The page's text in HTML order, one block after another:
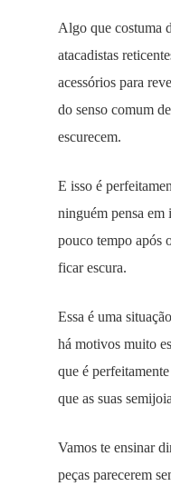
Algo que costuma
atacadistas
acessórios para
do senso comum
escurecem.
E isso é
ninguém pensa em
pouco tempo após
ficar escura.
Essa é uma
há motivos muito
que é
que as suas
Vamos te ensinar
peças parecerem